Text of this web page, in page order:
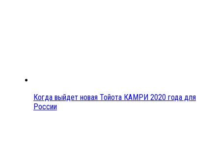
Когда выйдет новая Тойота КАМРИ 2020 года для
России